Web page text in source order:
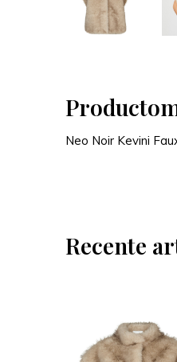
Neo Noir Kevini
Recente